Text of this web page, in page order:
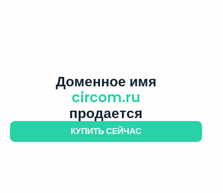
Доменное имя
circom.ru
продается
КУПИТЬ СЕЙЧАС